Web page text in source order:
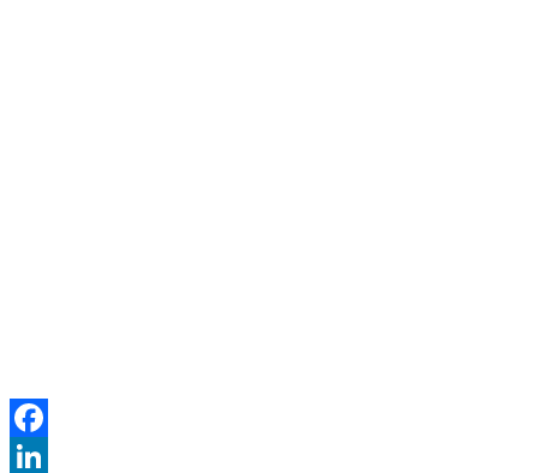
Facebook